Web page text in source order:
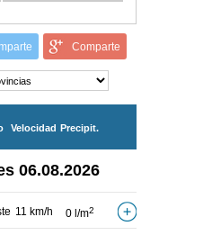
Comparte
Velocidad Precipit.
06.08.2026
11 km/h 0 l/m2